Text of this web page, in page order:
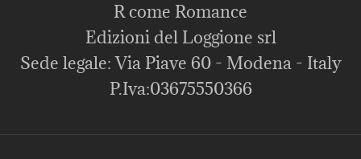
R come Romance
Edizioni del Loggione srl
Sede legale: Via Piave 60 - Modena - Italy
P.Iva:03675550366